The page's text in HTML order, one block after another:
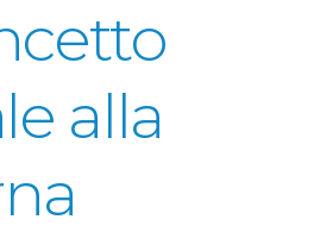
alla